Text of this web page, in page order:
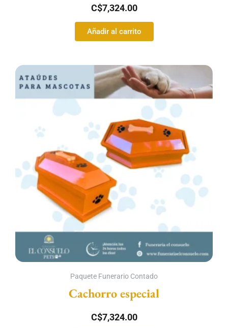
C$7,324.00
Añadir al carrito
Paquete Funerario Contado
Cachorro especial
C$7,324.00